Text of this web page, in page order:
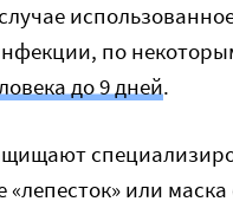
по
до 9 дней.
или